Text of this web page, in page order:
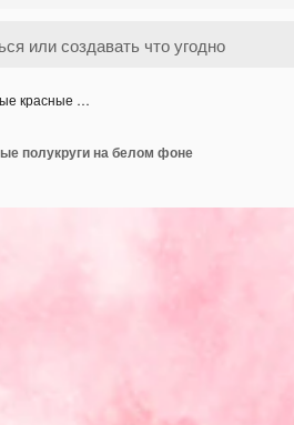
красные …
полукруги на белом фоне